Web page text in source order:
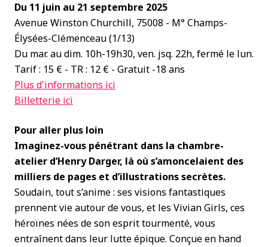
Du 11 juin au 21 septembre 2025
Avenue Winston Churchill, 75008 - M° Champs-
Élysées-Clémenceau (1/13)
Du mar. au dim. 10h-19h30, ven. jsq. 22h, fermé le lun.
Tarif : 15 € - TR : 12 € - Gratuit -18 ans
Plus d'informations ici
Billetterie ici
Pour aller plus loin
Imaginez-vous pénétrant dans la chambre-
atelier d’Henry Darger, là où s’amoncelaient des
milliers de pages et d’illustrations secrètes.
Soudain, tout s’anime : ses visions fantastiques
prennent vie autour de vous, et les Vivian Girls, ces
héroïnes nées de son esprit tourmenté, vous
entraînent dans leur lutte épique. Conçue en hand